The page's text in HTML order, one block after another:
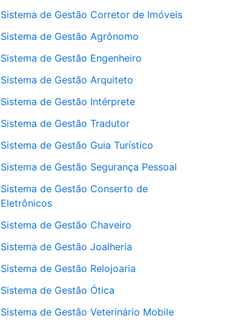
Sistema de Gestão Corretor de Imóveis
Sistema de Gestão Agrônomo
Sistema de Gestão Engenheiro
Sistema de Gestão Arquiteto
Sistema de Gestão Intérprete
Sistema de Gestão Tradutor
Sistema de Gestão Guia Turístico
Sistema de Gestão Segurança Pessoal
Sistema de Gestão Conserto de
Eletrônicos
Sistema de Gestão Chaveiro
Sistema de Gestão Joalheria
Sistema de Gestão Relojoaria
Sistema de Gestão Ótica
Sistema de Gestão Veterinário Mobile